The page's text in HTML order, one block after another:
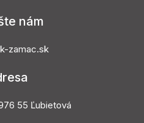
nám
zamac.sk
55 Ľubietová